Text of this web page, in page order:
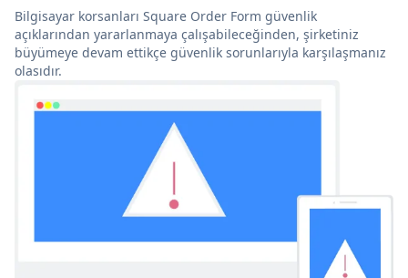
Bilgisayar korsanları Square Order Form güvenlik
açıklarından yararlanmaya çalışabileceğinden, şirketiniz
büyümeye devam ettikçe güvenlik sorunlarıyla karşılaşmanız
olasıdır.